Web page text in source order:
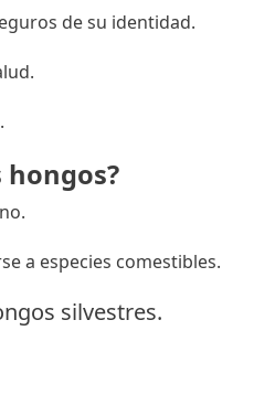
de su identidad.
hongos?
a especies comestibles.
silvestres.